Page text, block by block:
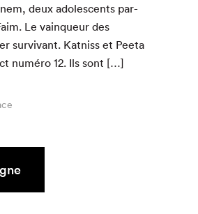
deux ado­les­cents par­
Le vain­queur des
sur­vivant. Kat­niss et Pee­ta
numéro12. Ils sont […]